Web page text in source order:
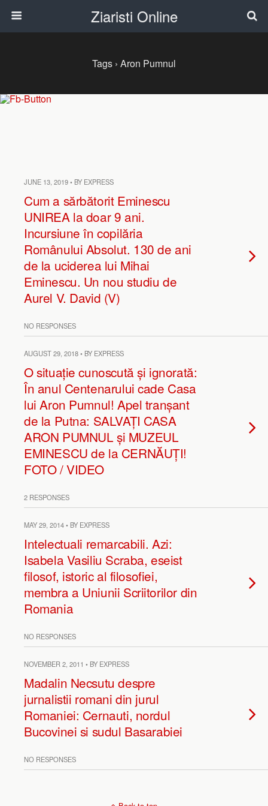
Ziaristi Online
Tags › Aron Pumnul
JUNE 13, 2019 • BY EXPRESS
Cum a sărbătorit Eminescu
UNIREA la doar 9 ani.
Incursiune în copilăria
Românului Absolut. 130 de ani
de la uciderea lui Mihai
Eminescu. Un nou studiu de
Aurel V. David (V)
NO RESPONSES
AUGUST 29, 2018 • BY EXPRESS
O situație cunoscută și ignorată:
În anul Centenarului cade Casa
lui Aron Pumnul! Apel tranșant
de la Putna: SALVAȚI CASA
ARON PUMNUL și MUZEUL
EMINESCU de la CERNĂUȚI!
FOTO / VIDEO
2 RESPONSES
MAY 29, 2014 • BY EXPRESS
Intelectuali remarcabili. Azi:
Isabela Vasiliu Scraba, eseist
filosof, istoric al filosofiei,
membra a Uniunii Scriitorilor din
Romania
NO RESPONSES
NOVEMBER 2, 2011 • BY EXPRESS
Madalin Necsutu despre
jurnalistii romani din jurul
Romaniei: Cernauti, nordul
Bucovinei si sudul Basarabiei
NO RESPONSES